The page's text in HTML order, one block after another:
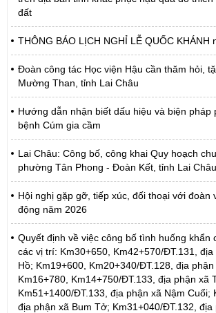
đất
THÔNG BÁO LỊCH NGHỈ LỄ QUỐC KHÁNH
Đoàn công tác Học viện Hậu cần thăm hỏi,
Mường Than, tỉnh Lai Châu
Hướng dẫn nhận biết dấu hiệu và biện pháp
bệnh Cúm gia cầm
Lai Châu: Công bố, công khai Quy hoạch
phường Tân Phong - Đoàn Kết, tỉnh Lai
Hội nghị gặp gỡ, tiếp xúc, đối thoại với đoàn
động năm 2026
Quyết định về việc công bố tình huống khẩn
các vị trí: Km30+650, Km42+570/ĐT.131,
Hồ; Km19+600, Km20+340/ĐT.128, địa
Km16+780, Km14+750/ĐT.133, địa phận xã
Km51+1400/ĐT.133, địa phận xã Nậm Cuổi;
địa phận xã Bum Tở; Km31+040/ĐT.132, địa